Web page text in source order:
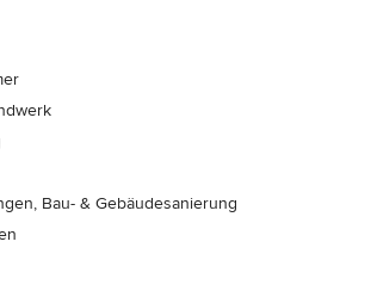
Bau- & Gebäudesanierung